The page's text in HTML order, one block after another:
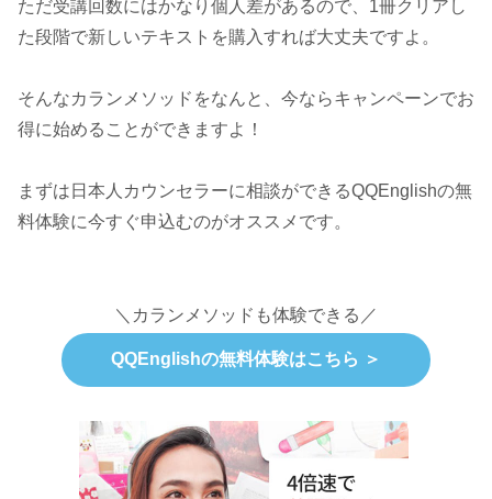
ただ受講回数にはかなり個人差があるので、1冊クリアし
た段階で新しいテキストを購入すれば大丈夫ですよ。
そんなカランメソッドをなんと、今ならキャンペーンでお
得に始めることができますよ！
まずは日本人カウンセラーに相談ができるQQEnglishの無
料体験に今すぐ申込むのがオススメです。
＼カランメソッドも体験できる／
QQEnglishの無料体験はこちら ＞